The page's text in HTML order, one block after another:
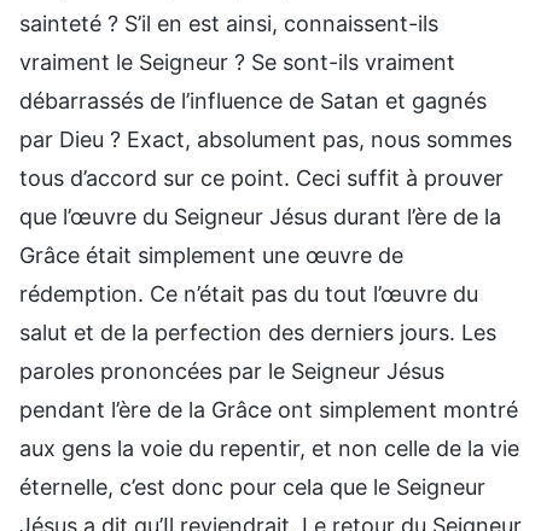
sainteté ? S’il en est ainsi, connaissent-ils
vraiment le Seigneur ? Se sont-ils vraiment
débarrassés de l’influence de Satan et gagnés
par Dieu ? Exact, absolument pas, nous sommes
tous d’accord sur ce point. Ceci suffit à prouver
que l’œuvre du Seigneur Jésus durant l’ère de la
Grâce était simplement une œuvre de
rédemption. Ce n’était pas du tout l’œuvre du
salut et de la perfection des derniers jours. Les
paroles prononcées par le Seigneur Jésus
pendant l’ère de la Grâce ont simplement montré
aux gens la voie du repentir, et non celle de la vie
éternelle, c’est donc pour cela que le Seigneur
Jésus a dit qu’Il reviendrait. Le retour du Seigneur